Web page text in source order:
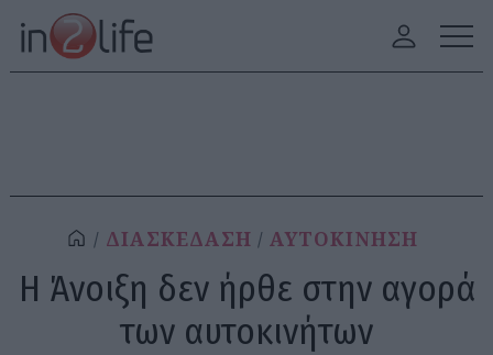
ΔΙΑΣΚΕΔΑΣΗ ΑΥΤΟΚΙΝΗΣΗ
Η Άνοιξη δεν ήρθε στην αγορά
των αυτοκινήτων